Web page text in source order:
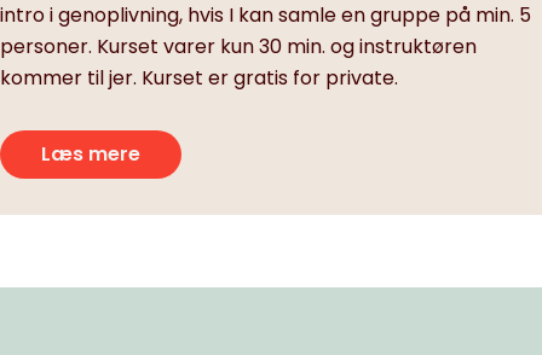
intro i genoplivning, hvis I kan samle en gruppe på min. 5
personer. Kurset varer kun 30 min. og instruktøren
kommer til jer. Kurset er gratis for private.
Læs mere